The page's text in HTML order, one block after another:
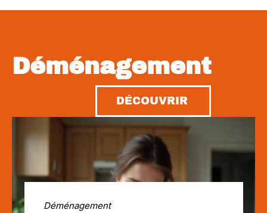
Déménagement
DÉCOUVRIR
Déménagement